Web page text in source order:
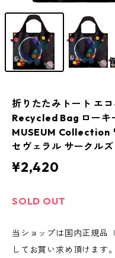
折りたたみトート エ
Recycled Bag ローキ
MUSEUM Collection
セヴェラル サークルズ
¥2,420
SOLD OUT
当ショップは国内正規品
してお買い求め頂けます。